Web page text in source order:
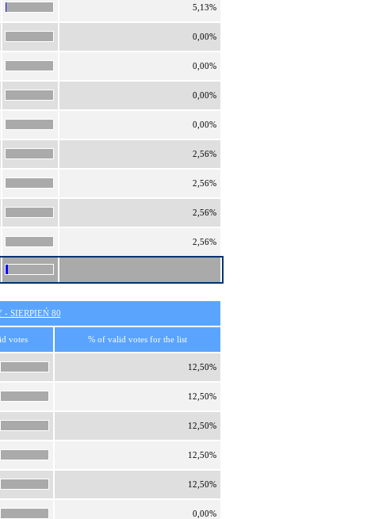
5,13%
0,00%
0,00%
0,00%
0,00%
2,56%
2,56%
2,56%
2,56%
- SIERPIEŃ 80
votes % of valid votes for the list
12,50%
12,50%
12,50%
12,50%
12,50%
0,00%